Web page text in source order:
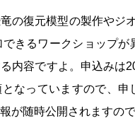
の復元模型の製作やジ
きるワークショップ
内容ですよ。申込みは
なっていますので、申
が随時公開されますの